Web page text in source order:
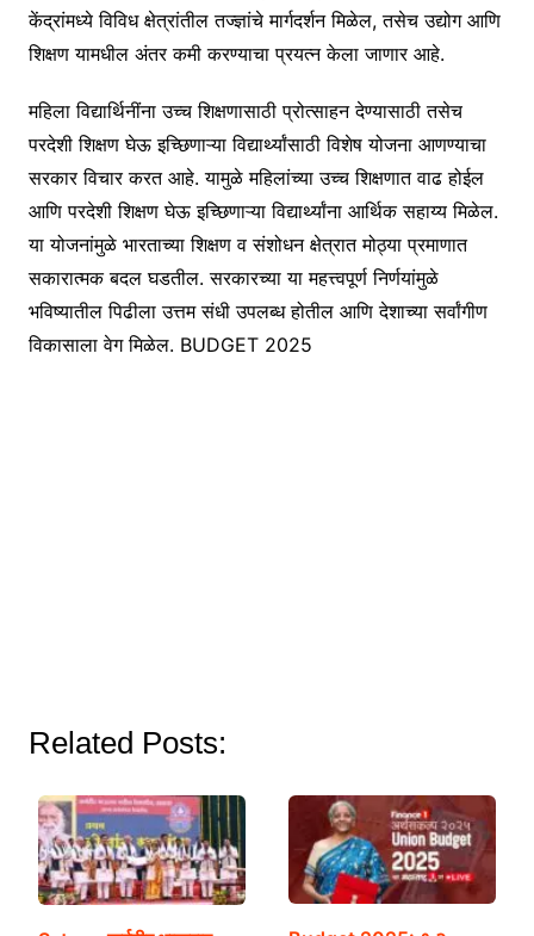
केंद्रांमध्ये विविध क्षेत्रांतील तज्ज्ञांचे मार्गदर्शन मिळेल, तसेच उद्योग आणि
शिक्षण यामधील अंतर कमी करण्याचा प्रयत्न केला जाणार आहे.
महिला विद्यार्थिनींना उच्च शिक्षणासाठी प्रोत्साहन देण्यासाठी तसेच
परदेशी शिक्षण घेऊ इच्छिणाऱ्या विद्यार्थ्यांसाठी विशेष योजना आणण्याचा
सरकार विचार करत आहे. यामुळे महिलांच्या उच्च शिक्षणात वाढ होईल
आणि परदेशी शिक्षण घेऊ इच्छिणाऱ्या विद्यार्थ्यांना आर्थिक सहाय्य मिळेल.
या योजनांमुळे भारताच्या शिक्षण व संशोधन क्षेत्रात मोठ्या प्रमाणात
सकारात्मक बदल घडतील. सरकारच्या या महत्त्वपूर्ण निर्णयांमुळे
भविष्यातील पिढीला उत्तम संधी उपलब्ध होतील आणि देशाच्या सर्वांगीण
विकासाला वेग मिळेल. BUDGET 2025
Related Posts: